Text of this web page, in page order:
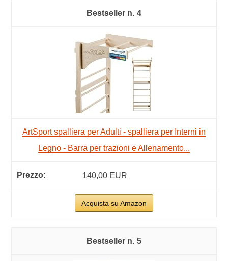
4
ArtSport spalliera per Adulti - spalliera per Interni in
Legno - Barra per trazioni e Allenamento...
140,00 EUR
Acquista su Amazon
5